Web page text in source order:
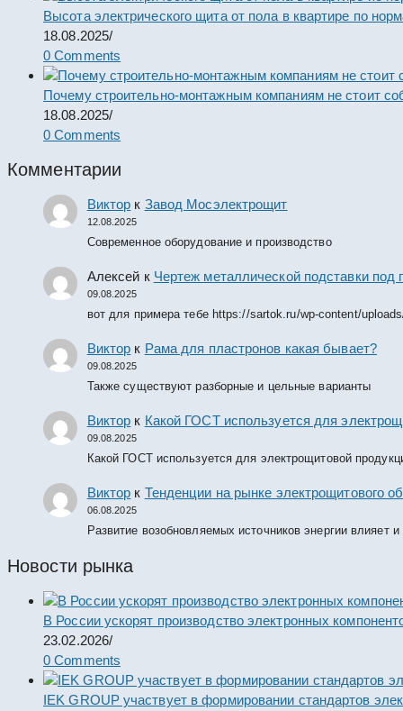
Высота электрического щита от пола в квартире по
18.08.2025/
0 Comments
Почему строительно-монтажным компаниям не стоит
18.08.2025/
0 Comments
Комментарии
Виктор к Завод Мосэлектрощит
12.08.2025
Современное оборудование и производство
Алексей к Чертеж металлической подставки
09.08.2025
вот для примера тебе https://sartok.ru/wp-content/
Виктор к Рама для пластронов какая бывает?
09.08.2025
Также существуют разборные и цельные варианты
Виктор к Какой ГОСТ используется для
09.08.2025
Какой ГОСТ используется для электрощитовой
Виктор к Тенденции на рынке электрощитового
06.08.2025
Развитие возобновляемых источников энергии влияет
Новости рынка
В России ускорят производство электронных
23.02.2026/
0 Comments
IEK GROUP участвует в формировании стандартов